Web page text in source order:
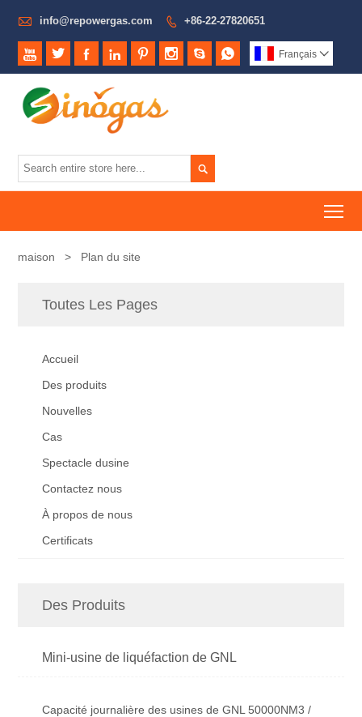
 info@repowergas.com  +86-22-27820651
        Français 

maison > Plan du site
Toutes Les Pages
Accueil
Des produits
Nouvelles
Cas
Spectacle dusine
Contactez nous
À propos de nous
Certificats
Des Produits
Mini-usine de liquéfaction de GNL
Capacité journalière des usines de GNL 50000NM3 /